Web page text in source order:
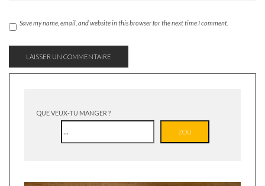
Save my name, email, and website in this browser for the next time I comment.
QUE VEUX-TU MANGER ?
ZOU